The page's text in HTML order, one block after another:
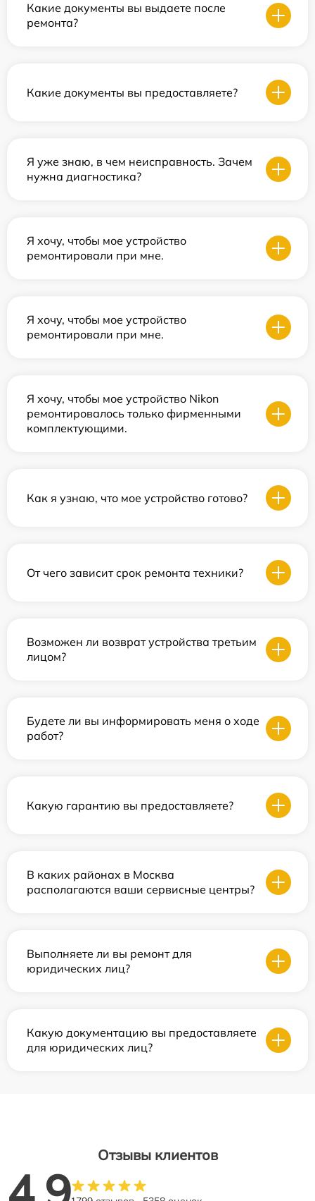
Какие документы вы выдаете после
ремонта?
Какие документы вы предоставляете?
Я уже знаю, в чем неисправность. Зачем
нужна диагностика?
Я хочу, чтобы мое устройство
ремонтировали при мне.
Я хочу, чтобы мое устройство
ремонтировали при мне.
Я хочу, чтобы мое устройство Nikon
ремонтировалось только фирменными
комплектующими.
Как я узнаю, что мое устройство готово?
От чего зависит срок ремонта техники?
Возможен ли возврат устройства третьим
лицом?
Будете ли вы информировать меня о ходе
работ?
Какую гарантию вы предоставляете?
В каких районах в Москва
располагаются ваши сервисные центры?
Выполняете ли вы ремонт для
юридических лиц?
Какую документацию вы предоставляете
для юридических лиц?
Отзывы клиентов